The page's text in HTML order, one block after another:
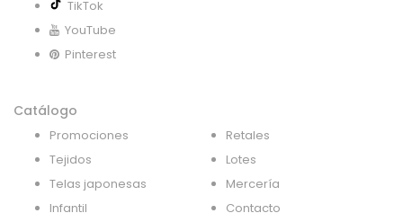
TikTok
YouTube
Pinterest
Catálogo
Promociones
Tejidos
Telas japonesas
Infantil
Retales
Lotes
Mercería
Contacto